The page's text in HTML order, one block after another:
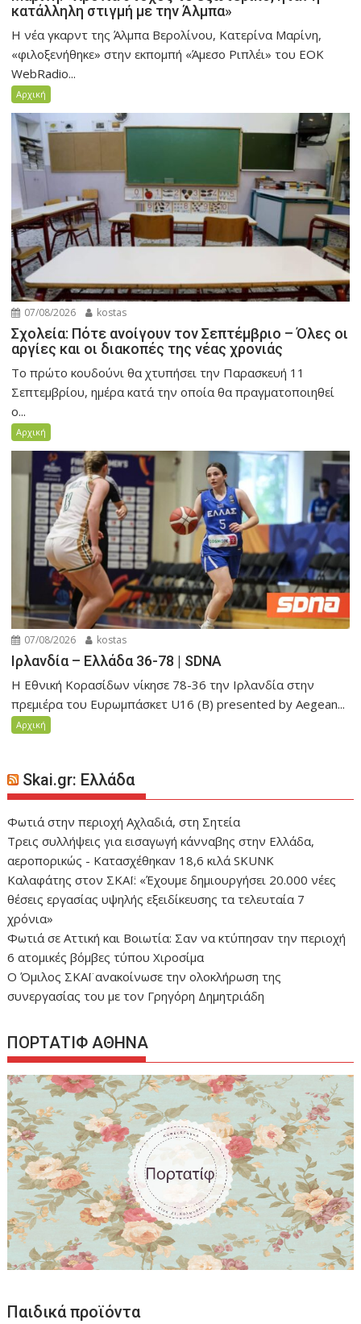
κατάλληλη στιγμή με την Άλμπα»
H νέα γκαρντ της Άλμπα Βερολίνου, Κατερίνα Μαρίνη,
«φιλοξενήθηκε» στην εκπομπή «Άμεσο Ριπλέι» του ΕΟΚ
WebRadio...
Αρχική
07/08/2026 kostas
Σχολεία: Πότε ανοίγουν τον Σεπτέμβριο – Όλες οι
αργίες και οι διακοπές της νέας χρονιάς
Το πρώτο κουδούνι θα χτυπήσει την Παρασκευή 11
Σεπτεμβρίου, ημέρα κατά την οποία θα πραγματοποιηθεί
ο...
Αρχική
07/08/2026 kostas
Ιρλανδία – Ελλάδα 36-78 | SDNA
H Εθνική Κορασίδων νίκησε 78-36 την Ιρλανδία στην
πρεμιέρα του Ευρωμπάσκετ U16 (Β) presented by Aegean...
Αρχική
Skai.gr: Ελλάδα
Φωτιά στην περιοχή Αχλαδιά, στη Σητεία
Τρεις συλλήψεις για εισαγωγή κάνναβης στην Ελλάδα,
αεροπορικώς - Κατασχέθηκαν 18,6 κιλά SKUNK
Καλαφάτης στον ΣΚΑΪ: «Έχουμε δημιουργήσει 20.000 νέες
θέσεις εργασίας υψηλής εξειδίκευσης τα τελευταία 7
χρόνια»
Φωτιά σε Αττική και Βοιωτία: Σαν να κτύπησαν την περιοχή
6 ατομικές βόμβες τύπου Χιροσίμα
Ο Όμιλος ΣΚΑΪ ανακοίνωσε την ολοκλήρωση της
συνεργασίας του με τον Γρηγόρη Δημητριάδη
ΠΟΡΤΑΤΙΦ ΑΘΗΝΑ
Παιδικά προϊόντα